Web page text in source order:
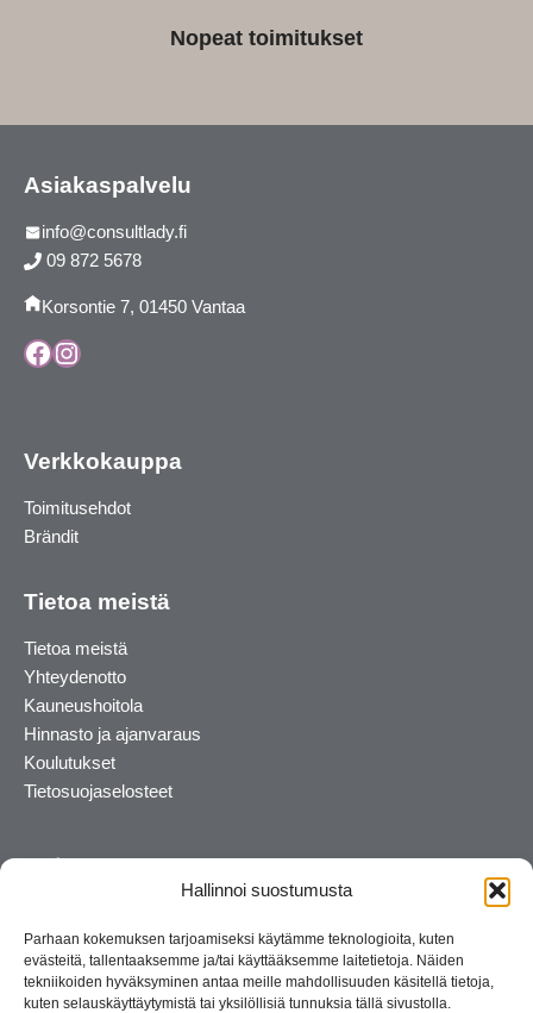
Hallinnoi suostumusta
Parhaan kokemuksen tarjoamiseksi käytämme teknologioita, kuten
evästeitä, tallentaaksemme ja/tai käyttääksemme laitetietoja. Näiden
tekniikoiden hyväksyminen antaa meille mahdollisuuden käsitellä tietoja,
kuten selauskäyttäytymistä tai yksilöllisiä tunnuksia tällä sivustolla.
Nopeat toimitukset
Asiakaspalvelu
info@consultlady.fi
09 872 5678
Korsontie 7, 01450 Vantaa
Facebook
Instagram
Verkkokauppa
Toimitusehdot
Brändit
Tietoa meistä
Tietoa meistä
Yhteydenotto
Kauneushoitola
Hinnasto ja ajanvaraus
Koulutukset
Tietosuojaselosteet